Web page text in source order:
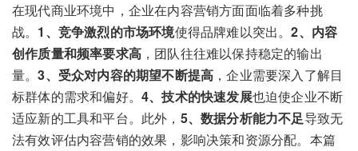
在现代商业环境中，企业在内容营销方面面临着多种挑
战。 1、竞争激烈的市场环境使得品牌难以突出。2、内容
创作质量和频率要求高 ，团队往往难以保持稳定的输出
量。3、受众对内容的期望不断提高 ，企业需要深入了解目
标群体的需求和偏好。 4、技术的快速发展也迫使企业不断
适应新的工具和平台。此外， 5、数据分析能力不足导致无
法有效评估内容营销的效果，影响决策和资源分配。本篇